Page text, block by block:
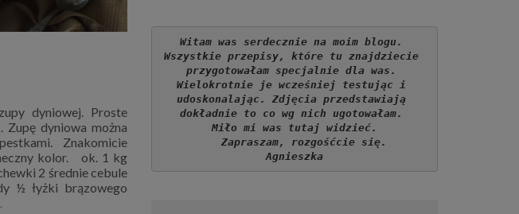
dyniowej. Proste
Zupę dyniowa można
Znakomicie
kolor. ok. 1 kg
2 średnie cebule
½ łyżki brązowego
Witam was serdecznie na moim blogu.
Wszystkie przepisy, które tu znajdziecie
przygotowałam specjalnie dla was.
Wielokrotnie je wcześniej testując i
udoskonalając. Zdjęcia przedstawiają
dokładnie to co wg nich ugotowałam.
Miło mi was tutaj widzieć.
   Zapraszam, rozgośćcie się.
Agnieszka